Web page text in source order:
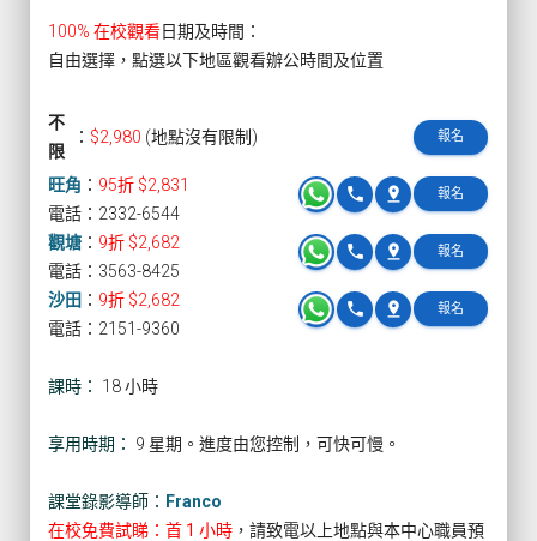
100% 在校觀看日期及時間：
自由選擇，點選以下地區觀看辦公時間及位置
不
限
： $2,980 (地點沒有限制) 報名
旺角 ： 95折 $2,831 報名
pin_drop
phone
電話：2332-6544
觀塘 ： 9折 $2,682 報名
pin_drop
phone
電話：3563-8425
沙田 ： 9折 $2,682 報名
pin_drop
phone
電話：2151-9360
課時： 18 小時
享用時期： 9 星期。進度由您控制，可快可慢。
課堂錄影導師： Franco
在校免費試睇：首 1 小時 ，請致電以上地點與本中心職員預